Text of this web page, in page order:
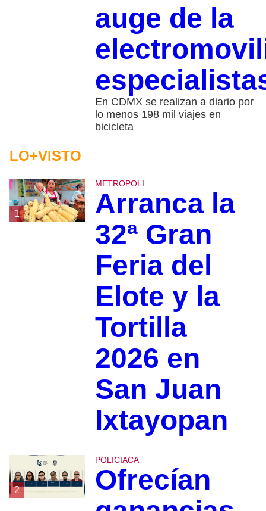
auge de la
En CDMX se realizan a diario por
lo menos 198 mil viajes en
bicicleta
LO+VISTO
1
METROPOLI
Arranca la
32ª Gran
Feria del
Elote y la
Tortilla
2026 en
San Juan
Ixtayopan
2
POLICIACA
Ofrecían